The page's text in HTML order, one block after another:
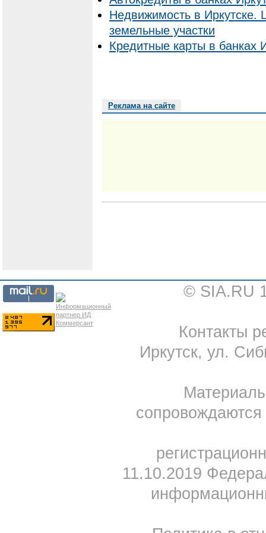
Недвижимость в Иркутске.
земельные участки
Кредитные карты в банках
Реклама на сайте
© SIA.RU
Контакты
Иркутск, ул.
11.10.2019